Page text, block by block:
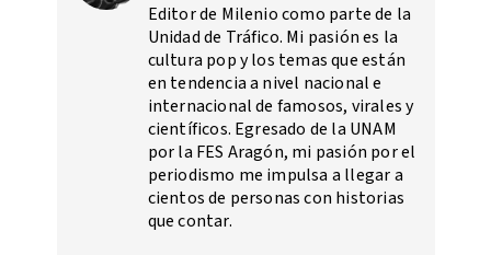
Editor de Milenio como parte de la
Unidad de Tráfico. Mi pasión es la
cultura pop y los temas que están
en tendencia a nivel nacional e
internacional de famosos, virales y
científicos. Egresado de la UNAM
por la FES Aragón, mi pasión por el
periodismo me impulsa a llegar a
cientos de personas con historias
que contar.